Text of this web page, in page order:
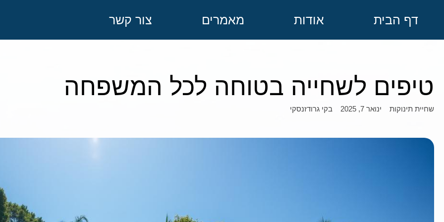
דף הבית אודות מאמרים צור קשר
טיפים לשחייה בטוחה לכל המשפחה
שחיית תינוקות ינואר 7, 2025 בקי גרודזנסקי